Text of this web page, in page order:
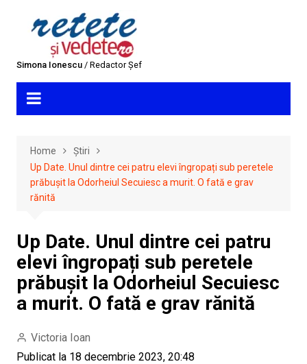
Simona Ionescu/ Redactor Șef
Home
Știri
Up Date. Unul dintre cei patru elevi îngropați sub peretele
prăbușit la Odorheiul Secuiesc a murit. O fată e grav
rănită
Up Date. Unul dintre cei patru
elevi îngropați sub peretele
prăbușit la Odorheiul Secuiesc
a murit. O fată e grav rănită
Victoria Ioan
Publicat la 18 decembrie 2023, 20:48